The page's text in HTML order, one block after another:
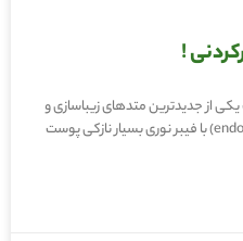
!
از جدیدترین متدهای زیباسازی و
جوانسازی پوست است. اندولیفت (endolift) با فیبر نوری بسیار نازکی پوست